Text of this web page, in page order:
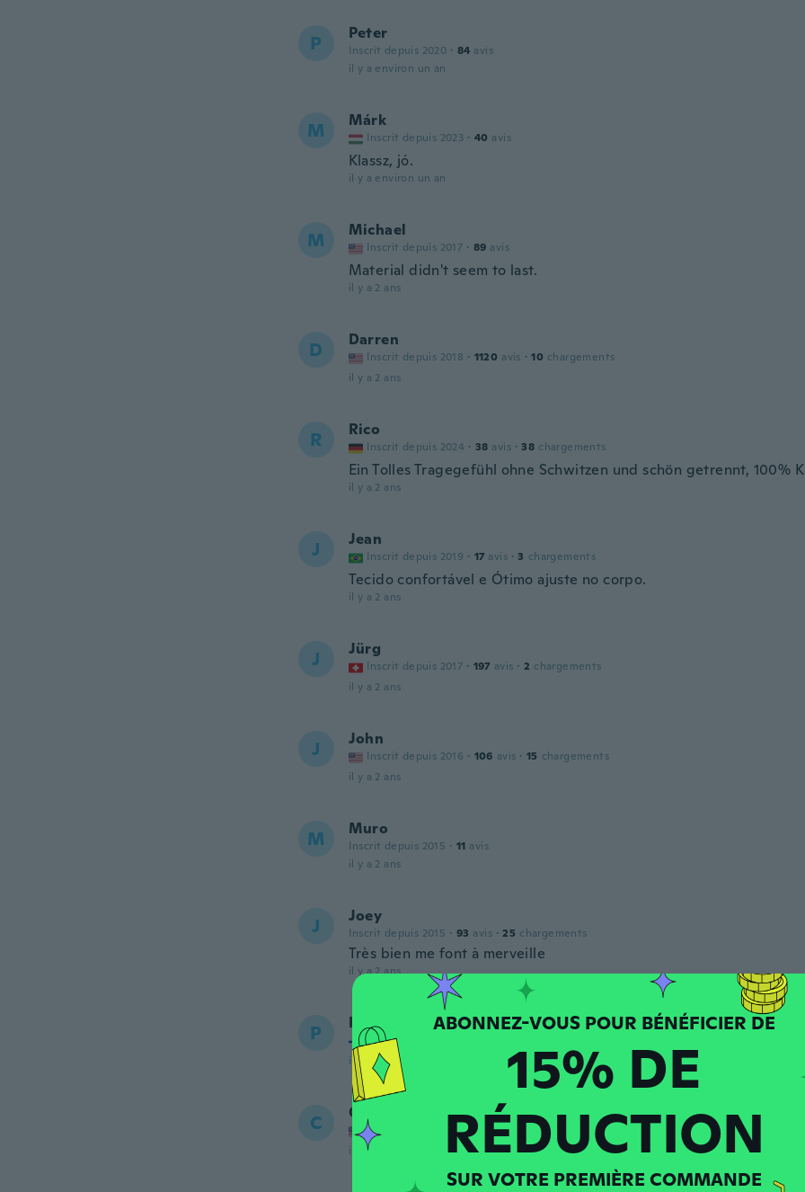
P Peter
Inscrit depuis 2020 · 84 avis
il y a environ un an
M Márk
Inscrit depuis 2023 · 40 avis
Klassz, jó.
il y a environ un an
M Michael
Inscrit depuis 2017 · 89 avis
Material didn't seem to last.
il y a 2 ans
D Darren
Inscrit depuis 2018 · 1120 avis · 10 chargements
il y a 2 ans
R Rico
Inscrit depuis 2024 · 38 avis · 38 chargements
Ein Tolles Tragegefühl ohne Schwitzen und schön getrennt, 100%
il y a 2 ans
J Jean
Inscrit depuis 2019 · 17 avis · 3 chargements
Tecido confortável e Ótimo ajuste no corpo.
il y a 2 ans
J Jürg
Inscrit depuis 2017 · 197 avis · 2 chargements
il y a 2 ans
J John
Inscrit depuis 2016 · 106 avis · 15 chargements
il y a 2 ans
M Muro
Inscrit depuis 2015 · 11 avis
il y a 2 ans
J Joey
Inscrit depuis 2015 · 93 avis · 25 chargements
Très bien me font à merveille
il y a 2 ans
P Pertti
Inscrit depuis 2017
il y a 2 ans
C C
Inscrit depuis 2016 · 32 avis
chargements
il y a 2 ans
15% DE
RÉDUCTION
SUR VOTRE PREMIÈRE COMMANDE